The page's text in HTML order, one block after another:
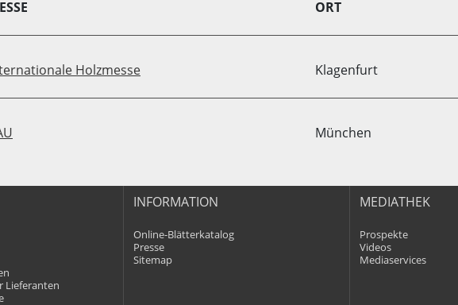
ORT
Holzmesse Klagenfurt
München
Lieferanten
INFORMATION
Online-Blätterkatalog
Presse
Sitemap
MEDIATHEK
Prospekte
Videos
Mediaservices